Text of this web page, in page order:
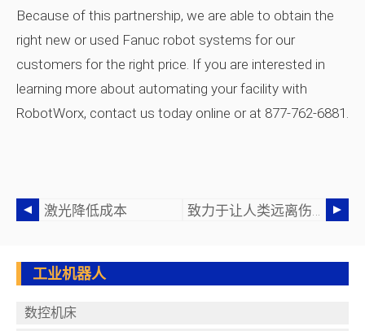
Because of this partnership, we are able to obtain the
right new or used Fanuc robot systems for our
customers for the right price. If you are interested in
learning more about automating your facility with
RobotWorx, contact us today online or at 877-762-6881.
激光降低成本 致力于让人类远离伤害
工业机器人
数控机床